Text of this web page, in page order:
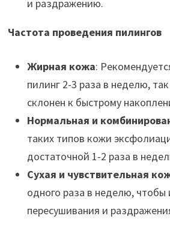
и раздражению.
Частота проведения пилингов
Жирная кожа:
пилинг 2-3 раза в неделю,
склонен к быстрому
Нормальная и
таких типов кожи
достаточной 1-2 раза в
Сухая и чувствительная
одного раза в неделю, чтобы
пересушивания и